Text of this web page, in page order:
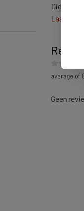
Didn't
Laat ons
average of
Geen